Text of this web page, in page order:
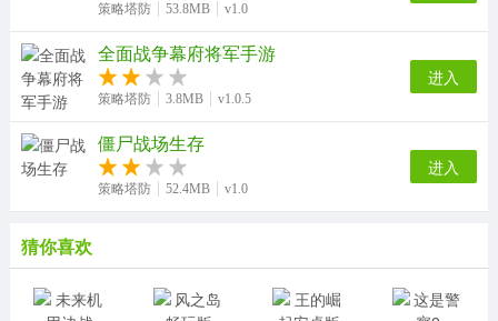
策略塔防 53.8MB v1.0
全面战争幕府将军手游
策略塔防 3.8MB v1.0.5
进入
僵尸战场生存
策略塔防 52.4MB v1.0
进入
猜你喜欢